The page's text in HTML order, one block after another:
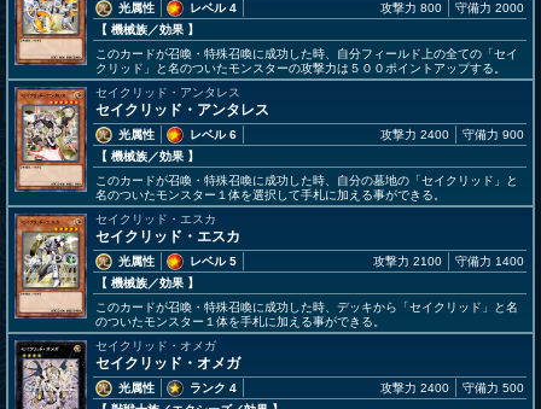
光属性
レベル 4
【 機械族／効果 】
攻撃力 800 守備力 2000
このカードが召喚・特殊召喚に成功した時、自分フィールド上の全ての「セイ
クリッド」と名のついたモンスターの攻撃力は５００ポイントアップする。
セイクリッド・アンタレス
セイクリッド・アンタレス
光属性
レベル 6
【 機械族／効果 】
攻撃力 2400 守備力 900
このカードが召喚・特殊召喚に成功した時、自分の墓地の「セイクリッド」と
名のついたモンスター１体を選択して手札に加える事ができる。
セイクリッド・エスカ
セイクリッド・エスカ
光属性
レベル 5
【 機械族／効果 】
攻撃力 2100 守備力 1400
このカードが召喚・特殊召喚に成功した時、デッキから「セイクリッド」と名
のついたモンスター１体を手札に加える事ができる。
セイクリッド・オメガ
セイクリッド・オメガ
光属性
ランク 4
攻撃力 2400 守備力 500